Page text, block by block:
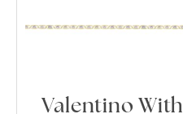
Valentino With